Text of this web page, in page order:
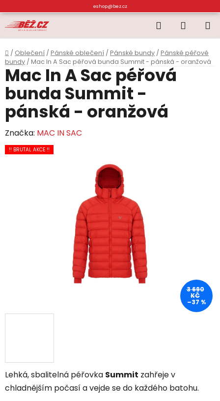
na
obsah
eshop@bez.cz
Hledat
KOŠÍK
Domů
/ Oblečení / Pánské oblečení / Pánské bundy / Pánské péřové
bundy / Mac In A Sac péřová bunda Summit - pánská - oranžová
Lehká, sbalitelná péřovka Summit zahřeje v
chladnějším počasí a vejde se do každého batohu.
Mac In A Sac péřová
bunda Summit -
pánská - oranžová
Značka: MAC IN SAC
!! BRUTAL AKCE !!
3 690
KČ
–37 %